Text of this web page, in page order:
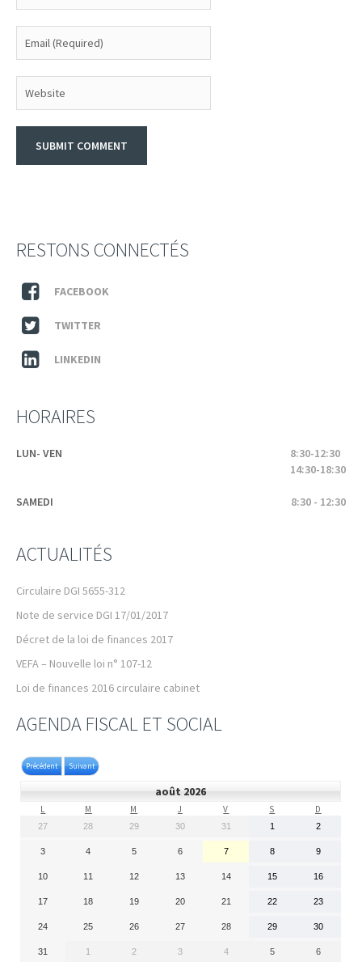
RESTONS CONNECTÉS
FACEBOOK
TWITTER
LINKEDIN
HORAIRES
LUN- VEN
8:30-12:30
14:30-18:30
SAMEDI 8:30 - 12:30
ACTUALITÉS
Circulaire DGI 5655-312
Note de service DGI 17/01/2017
Décret de la loi de finances 2017
VEFA – Nouvelle loi n° 107-12
Loi de finances 2016 circulaire cabinet
AGENDA FISCAL ET SOCIAL
Précédent Suivant
août 2026
L M M MERCREDIJ V VENDREDI
S D
27 27 juillet 2026
28 28 juillet 2026
29 29 juillet 2026
30 30 juillet 2026
31 31 juillet 2026
1 1 août 2026
2
3 3 août 2026
4 4 août 2026
5 5 août 2026
6 6 août 2026
7 7 août 2026
8 8 août 2026
9
10 10 août 2026
11 11 août 2026
12 12 août 2026
13 13 août 2026
14 14 août 2026
15 15 août 2026
16
17 17 août 2026
18 18 août 2026
19 19 août 2026
20 20 août 2026
21 21 août 2026
22 22 août 2026
23
24 24 août 2026
25 25 août 2026
26 26 août 2026
27 27 août 2026
28 28 août 2026
29 29 août 2026
30
31 31 août 2026
1 1 septembre 2026
2 2 septembre 2026
3 3 septembre 2026
4 4 septembre 2026
5
5 septembre
6